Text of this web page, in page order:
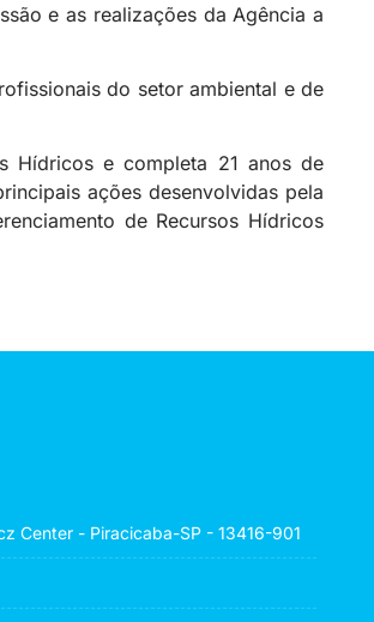
e as realizações da Agência a
do setor ambiental e de
Hídricos e completa 21 anos de
ações desenvolvidas pela
de Recursos Hídricos
Center - Piracicaba-SP - 13416-901